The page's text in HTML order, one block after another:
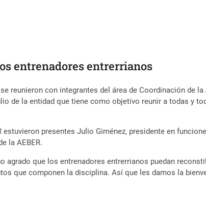
entrenadores entrerrianos
reunieron con integrantes del área de Coordinación de
de la entidad que tiene como objetivo reunir a todas y
presentes Julio Giménez, presidente en
la AEBER.
agrado que los entrenadores entrerrianos puedan
que componen la disciplina. Así que les damos la